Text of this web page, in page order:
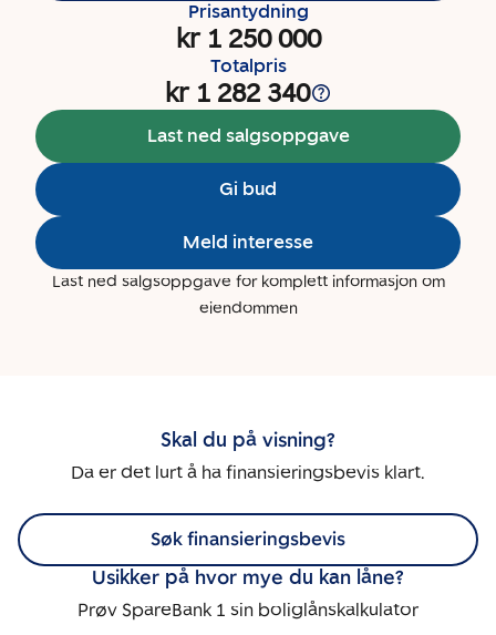
Prisantydning
kr 1 250 000
Totalpris
kr 1 282 340
Last ned salgsoppgave
Gi bud
Meld interesse
Last ned salgsoppgave for komplett informasjon om
eiendommen
Skal du på visning?
Da er det lurt å ha finansieringsbevis klart.
Søk finansieringsbevis
Usikker på hvor mye du kan låne?
Prøv SpareBank 1 sin boliglånskalkulator